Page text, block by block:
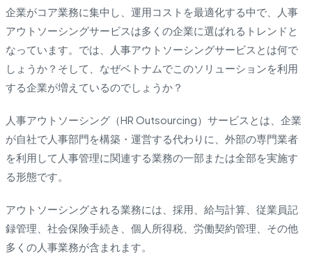
企業がコア業務に集中し、運用コストを最適化する中で、人事
アウトソーシングサービスは多くの企業に選ばれるトレンドと
なっています。では、人事アウトソーシングサービスとは何で
しょうか？そして、なぜベトナムでこのソリューションを利用
する企業が増えているのでしょうか？
人事アウトソーシング（HR Outsourcing）サービスとは、企業
が自社で人事部門を構築・運営する代わりに、外部の専門業者
を利用して人事管理に関連する業務の一部または全部を実施す
る形態です。
アウトソーシングされる業務には、採用、給与計算、従業員記
録管理、社会保険手続き、個人所得税、労働契約管理、その他
多くの人事業務が含まれます。